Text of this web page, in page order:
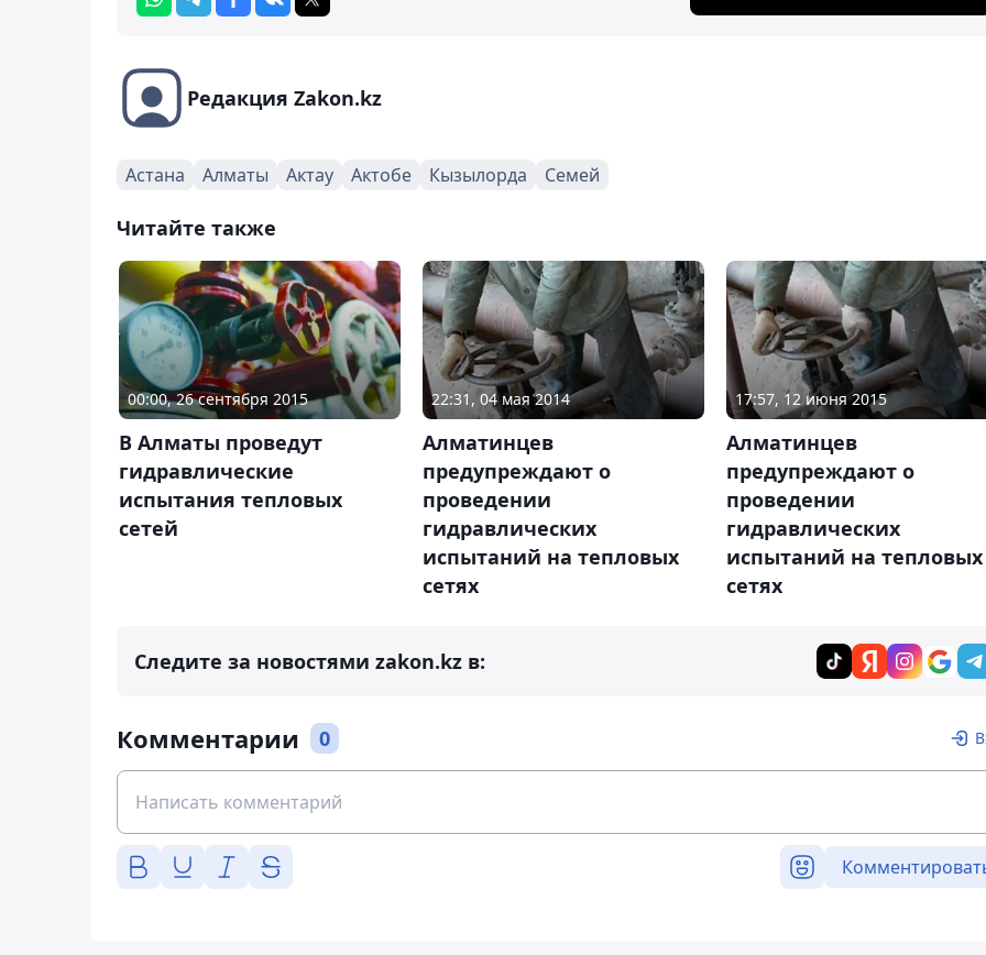
Редакция Zakon.kz
Астана Алматы Актау Актобе Кызылорда Семей
Читайте также
00:00, 26 сентября 2015
В Алматы проведут
гидравлические
испытания тепловых
сетей
22:31, 04 мая 2014
Алматинцев
предупреждают о
проведении
гидравлических
испытаний на тепловых
сетях
17:57, 12 июня 2015
Алматинцев
предупреждают о
проведении
гидравлических
испытаний на тепловых
сетях
Следите за новостями zakon.kz в:
Комментарии 0